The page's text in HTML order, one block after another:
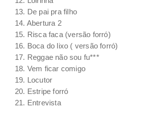
13. De pai pra filho
14. Abertura 2
15. Risca faca (versão forró)
16. Boca do lixo ( versão forró)
17. Reggae não sou fu***
18. Vem ficar comigo
19. Locutor
20. Estripe forró
21. Entrevista